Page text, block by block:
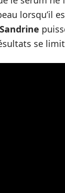
lorsqu’il
se